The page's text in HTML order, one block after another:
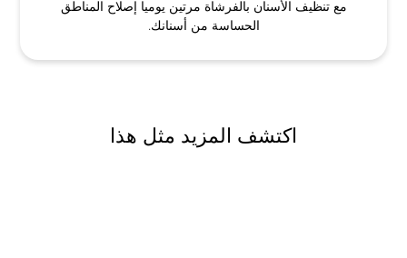
مع تنظيف الأسنان بالفرشاة مرتين يوميا إصلاح المناطق
الحساسة من أسنانك.
اكتشف المزيد مثل هذا